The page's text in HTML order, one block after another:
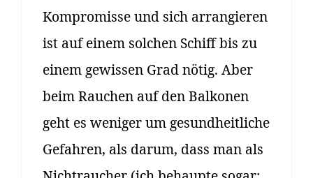
Kompromisse und sich arrangieren
ist auf einem solchen Schiff bis zu
einem gewissen Grad nötig. Aber
beim Rauchen auf den Balkonen
geht es weniger um gesundheitliche
Gefahren, als darum, dass man als